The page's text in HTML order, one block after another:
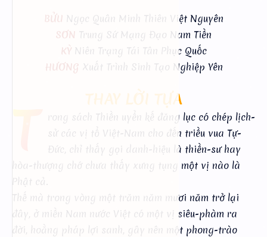
BỬU Ngọc Quân Minh Thiên Việt Nguyên
SƠN Trung Sứ Mạng Đạo Nam Tiền
KỲ Niên Trạng Tái Tân Phục Quốc
HƯƠNG Xuất Trình Sinh Tạo Nghiệp Yên
THAY LỜI TỰA
T
rong sách Thiền uyển kế đăng lục có chép lịch-
sử các vị tổ Việt-Nam cho đến triều vua Tự-
Đức, chỉ thấy gọi danh-hiệu là thiền-sư hay
hòa-thượng chớ chưa thấy xưng tụng một vị nào là
Phật cả.
Thế mà trong vòng một trăm năm mươi năm trở lại
đây, ở miền Nam nước Việt có một vị siêu-phàm ra
đời, hoằng pháp lợi sanh, gây nên một phong-trào